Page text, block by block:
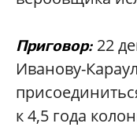
Приговор: 22
Иванову-
к 4,5 года